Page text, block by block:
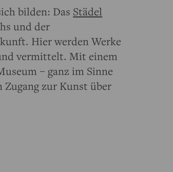
bilden: Das Städel
und der
Hier werden Werke
vermittelt. Mit einem
– ganz im Sinne
Zugang zur Kunst über